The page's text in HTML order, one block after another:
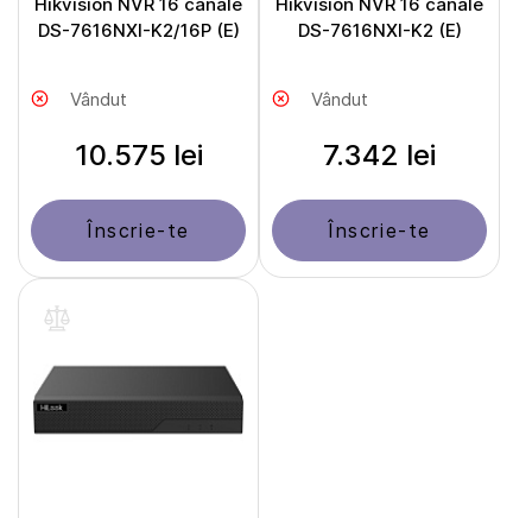
DS-7616NXI-K2/16P (E)
Vândut
10.575 lei
Înscrie-te
DS-7616NXI-K2 (E)
Vândut
7.342 lei
Înscrie-te